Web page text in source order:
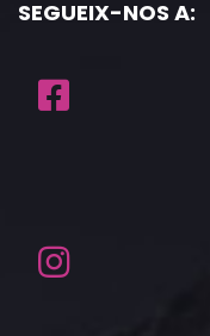
SEGUEIX-NOS A: